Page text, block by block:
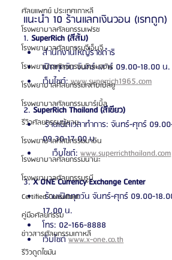
ศัลยแพทย์ ประเทศเกาหลี
โรงพยาบาลศัลยกรรมเฟรช
โรงพยาบาลศัลยกรรมจีเอ็นจี
โรงพยาบาลศัลยกรรมอิมเมจอัพ
โรงพยาบาลศัลยกรรมเจดับเบิลยู
โรงพยาบาลศัลยกรรมมาร์เบิ้ล
รีวิวศัลยกรรมผู้ชาย
โรงพยาบาลศัลยกรรมมาอิน
โรงพยาบาลศัลยกรรมนานะ
โรงพยาบาลศัลยกรรมรูบี
Certified Consultant
คู่มือศัลยกรรม
ข่าวสารศัลยกรรมเกาหลี
รีวิวดูดไขมัน
แนะนำ 10 ร้านแลกเงินวอน (เรทถูก)
1. SuperRich (สีส้ม)
สำนักงานใหญ่ราชดำริ
เปิดทุกวัน จันทร์-เสาร์ 09.00-18.00 น.
เว็บไซต์: www.superrich1965.com
2. SuperRich Thailand (สีเขียว)
ร้านเปิดเวลาทำการ: จันทร์-ศุกร์ 09.00-18.00 น. / เสาร์
09.30-17.00 น.
    เว็บไซต์:
www.superrichthailand.com
3. X ONE Currency Exchange Center
ร้านเปิดทุกวัน จันทร์-ศุกร์ 09.00-18.00 น. / เสาร์ 10.00-
17.00 น.
โทร: 02-166-8888
เว็บไซต์ www.x-one.co.th